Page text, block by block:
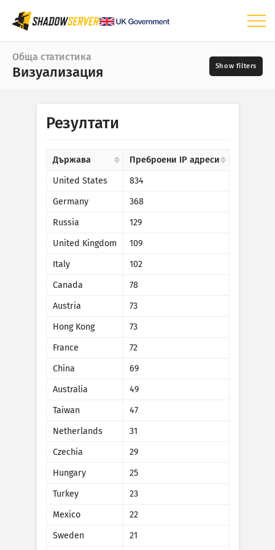
Табло
Обща статистика
Карта на света
Карта на региона
Дървовидна карта
Времеви редове
Визуализация
Статистика на атаките: Уязвимости
Статистика на атаките: Устройства
Обща статистика
Визуализация
Период от дати
Сериозност
Набор от данни
Групиране по
Държава
Скала на данните
Автоматично актуализирай резултати
Актуализирай
Резултати
Държава
Преброени IP адреси
United States
834
Germany
368
Russia
129
United Kingdom
109
Italy
102
Canada
78
Austria
73
Hong Kong
73
France
72
China
69
Australia
49
Taiwan
47
Netherlands
31
Czechia
29
Hungary
25
Turkey
23
Mexico
22
Sweden
21